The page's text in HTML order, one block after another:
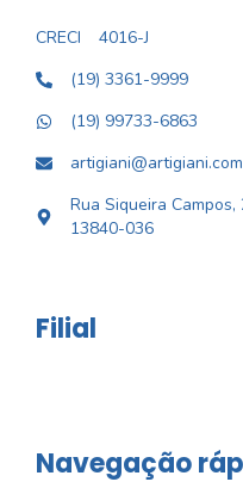
CRECI
4016-J
(19) 3361-9999
(19) 99733-6863
Rua Siqueira
13840-036
Filial
Navegação